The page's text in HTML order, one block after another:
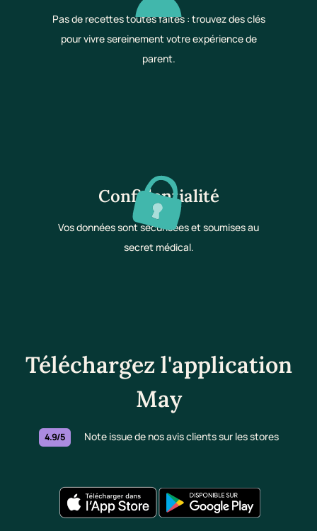
Pas de recettes toutes faites : trouvez des clés
pour vivre sereinement votre expérience de
parent.
Confidentialité
Vos données sont sécurisées et soumises au
secret médical.
Téléchargez l'application
May
4.9/5 Note issue de nos avis clients sur les stores